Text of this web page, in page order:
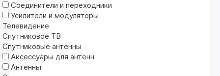
Соединители и переходники
Усилители и модуляторы
Телевидение
Спутниковое ТВ
Спутниковые антенны
Аксессуары для антенн
Антенны